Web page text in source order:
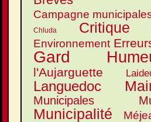
Campagne
Chluda Critique
Environnement
Gard
l'Aujarguette
Languedoc
Municipales
Municipalité